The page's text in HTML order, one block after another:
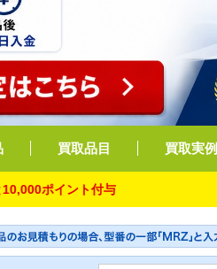
買取品目 買取実例
イント付与